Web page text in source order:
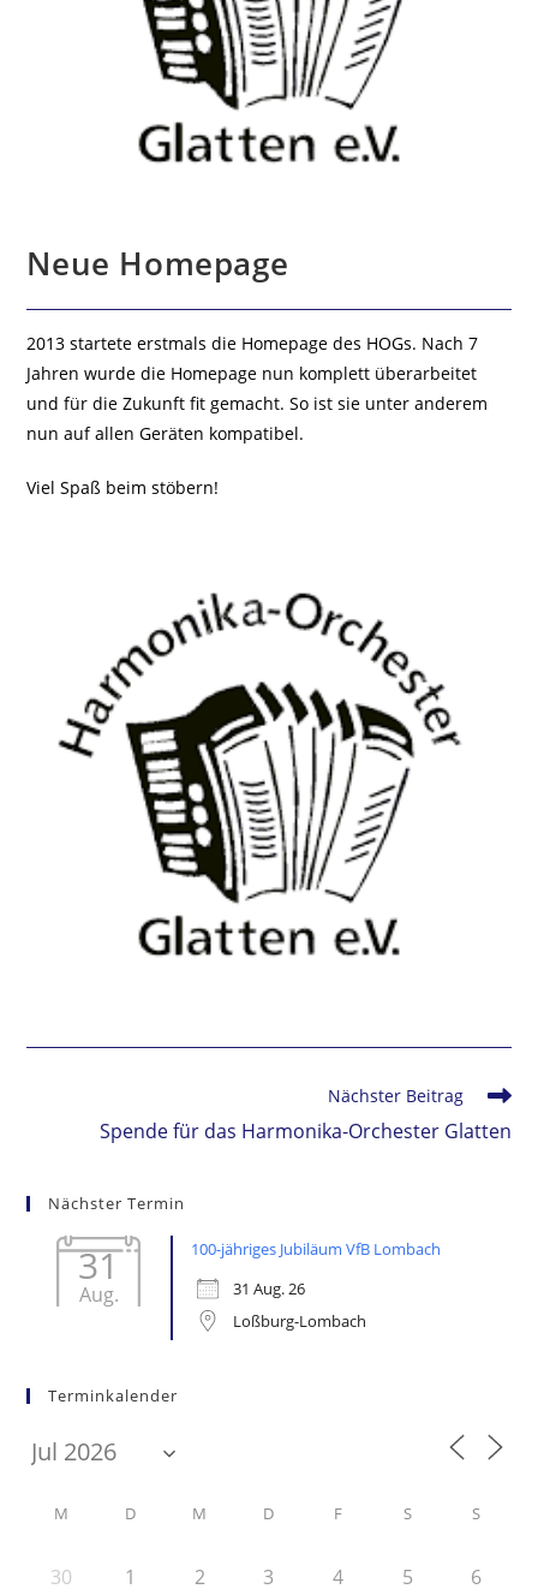
Neue Homepage
2013 startete erstmals die Homepage des HOGs. Nach 7
Jahren wurde die Homepage nun komplett überarbeitet
und für die Zukunft fit gemacht. So ist sie unter anderem
nun auf allen Geräten kompatibel.
Viel Spaß beim stöbern!
Nächster Beitrag
Spende für das Harmonika-Orchester Glatten
Nächster Termin
31
Aug.
100-jähriges Jubiläum VfB Lombach
31 Aug. 26
Loßburg-Lombach
Terminkalender
M D M D F S S
30 1 2 3 4 5 6